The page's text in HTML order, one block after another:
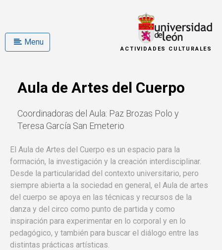
Menu
ACTIVIDADES CULTURALES
Aula de Artes del Cuerpo
Coordinadoras del Aula: Paz Brozas Polo y
Teresa García San Emeterio
El Aula de Artes del Cuerpo es un espacio para la
formación, la investigación y la creación interdisciplinar.
Desde la particularidad del contexto universitario, pero
siempre abierta a la sociedad en general, el Aula de artes
del cuerpo se apoya en las técnicas y recursos de la
danza y del circo como punto de partida y como
inspiración para experimentar en lo corporal y en lo
pedagógico, y también para buscar el diálogo entre las
distintas prácticas artísticas.